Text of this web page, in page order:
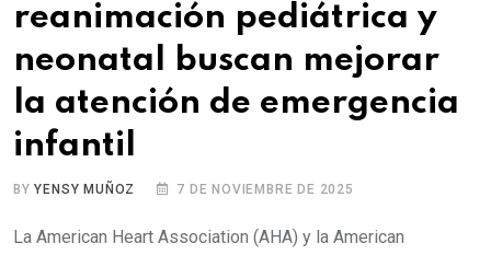
reanimación pediátrica y
neonatal buscan mejorar
la atención de emergencia
infantil
BYYENSY MUÑOZ 7 DE NOVIEMBRE DE 2025
La American Heart Association (AHA) y la American